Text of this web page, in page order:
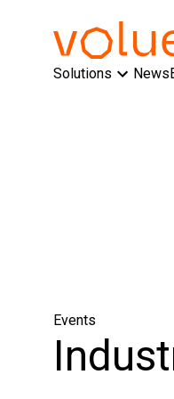
Solutions
News
Events